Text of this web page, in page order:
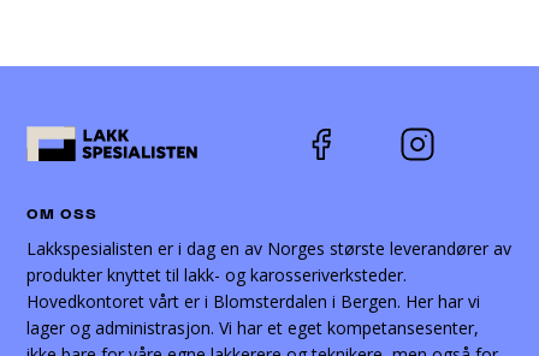
OM OSS
Lakkspesialisten er i dag en av Norges største leverandører av
produkter knyttet til lakk- og karosseriverksteder.
Hovedkontoret vårt er i Blomsterdalen i Bergen. Her har vi
lager og administrasjon. Vi har et eget kompetansesenter,